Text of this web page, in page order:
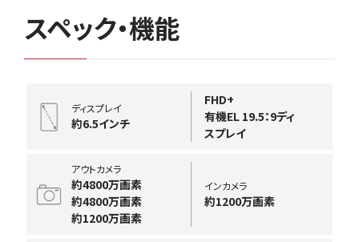
スペック・機能
ディスプレイ
約6.5インチ
FHD+
有機EL 19.5：9ディ
スプレイ
アウトカメラ
約4800万画素
約4800万画素
約1200万画素
インカメラ
約1200万画素